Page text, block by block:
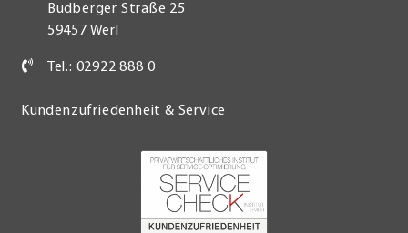
Budberger Straße 25
59457 Werl
Tel.: 02922 888 0
Kundenzufriedenheit & Service